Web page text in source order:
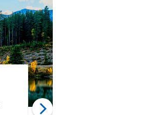
Halifax
de Lisboa
de